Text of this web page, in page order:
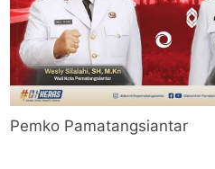
Pemko Pamatangsiantar